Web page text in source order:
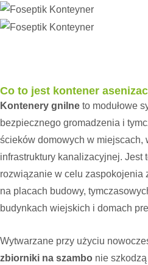
Co to jest kontener
Kontenery gnilne to modułowe
bezpiecznego gromadzenia i
ścieków domowych w miejscach,
infrastruktury kanalizacyjnej. Jest
rozwiązanie w celu zaspokojenia
na placach budowy,
budynkach wiejskich i domach
Wytwarzane przy użyciu
zbiorniki na szambo nie